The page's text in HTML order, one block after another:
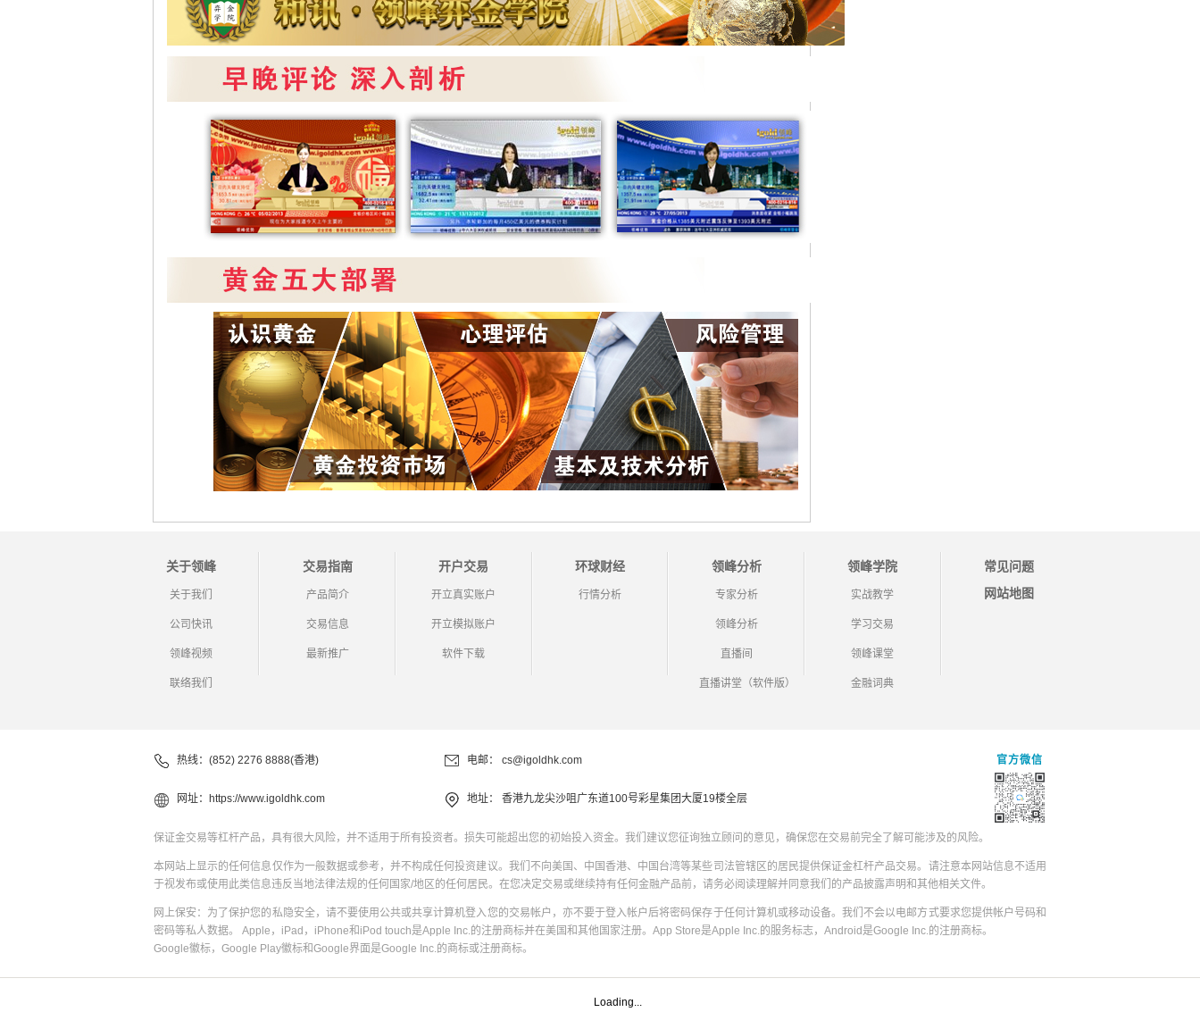
关于领峰
关于我们
公司快讯
领峰视频
联络我们
交易指南
产品简介
交易信息
最新推广
开户交易
开立真实账户
开立模拟账户
软件下载
环球财经
行情分析
领峰分析
专家分析
领峰分析
直播间
直播讲堂（软件版）
领峰学院
实战教学
学习交易
领峰课堂
金融词典
常见问题
网站地图
热线：(852) 2276 8888(香港) 电邮： cs@igoldhk.com
网址： https://www.igoldhk.com 地址： 香港九龙尖沙咀广东道100号彩星集团大厦19楼全层
官方微信
保证金交易等杠杆产品，具有很大风险，并不适用于所有投资者。损失可能超出您的初始投入资金。我们建议您征询独立顾问的意见，确保您在交易前完全了解可能涉及的风险。
本网站上显示的任何信息仅作为一般数据或参考，并不构成任何投资建议。我们不向美国、中国香港、中国台湾等某些司法管辖区的居民提供保证金杠杆产品交易。请注意本网站信息不适用
于视发布或使用此类信息违反当地法律法规的任何国家/地区的任何居民。在您决定交易或继续持有任何金融产品前，请务必阅读理解并同意我们的产品披露声明和其他相关文件。
网上保安：为了保护您的私隐安全，请不要使用公共或共享计算机登入您的交易帐户，亦不要于登入帐户后将密码保存于任何计算机或移动设备。我们不会以电邮方式要求您提供帐户号码和
密码等私人数据。 Apple，iPad，iPhone和iPod touch是Apple Inc.的注册商标并在美国和其他国家注册。App Store是Apple Inc.的服务标志，Android是Google Inc.的注册商标。
Google徽标，Google Play徽标和Google界面是Google Inc.的商标或注册商标。
Loading...